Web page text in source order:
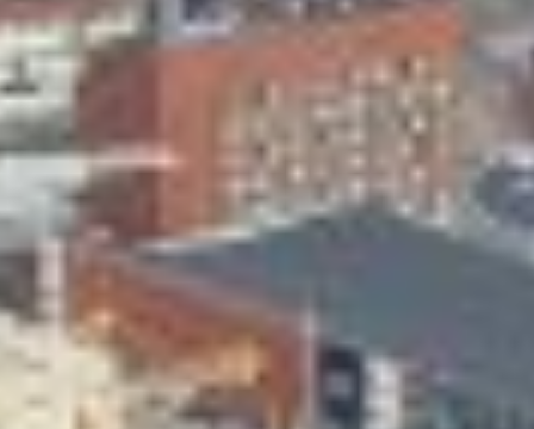
Skeittihalli
Varhaiskasvatus
Ateria- ja välipalamaksut
Mämminiemi
Taideapteekki
Kirjasto